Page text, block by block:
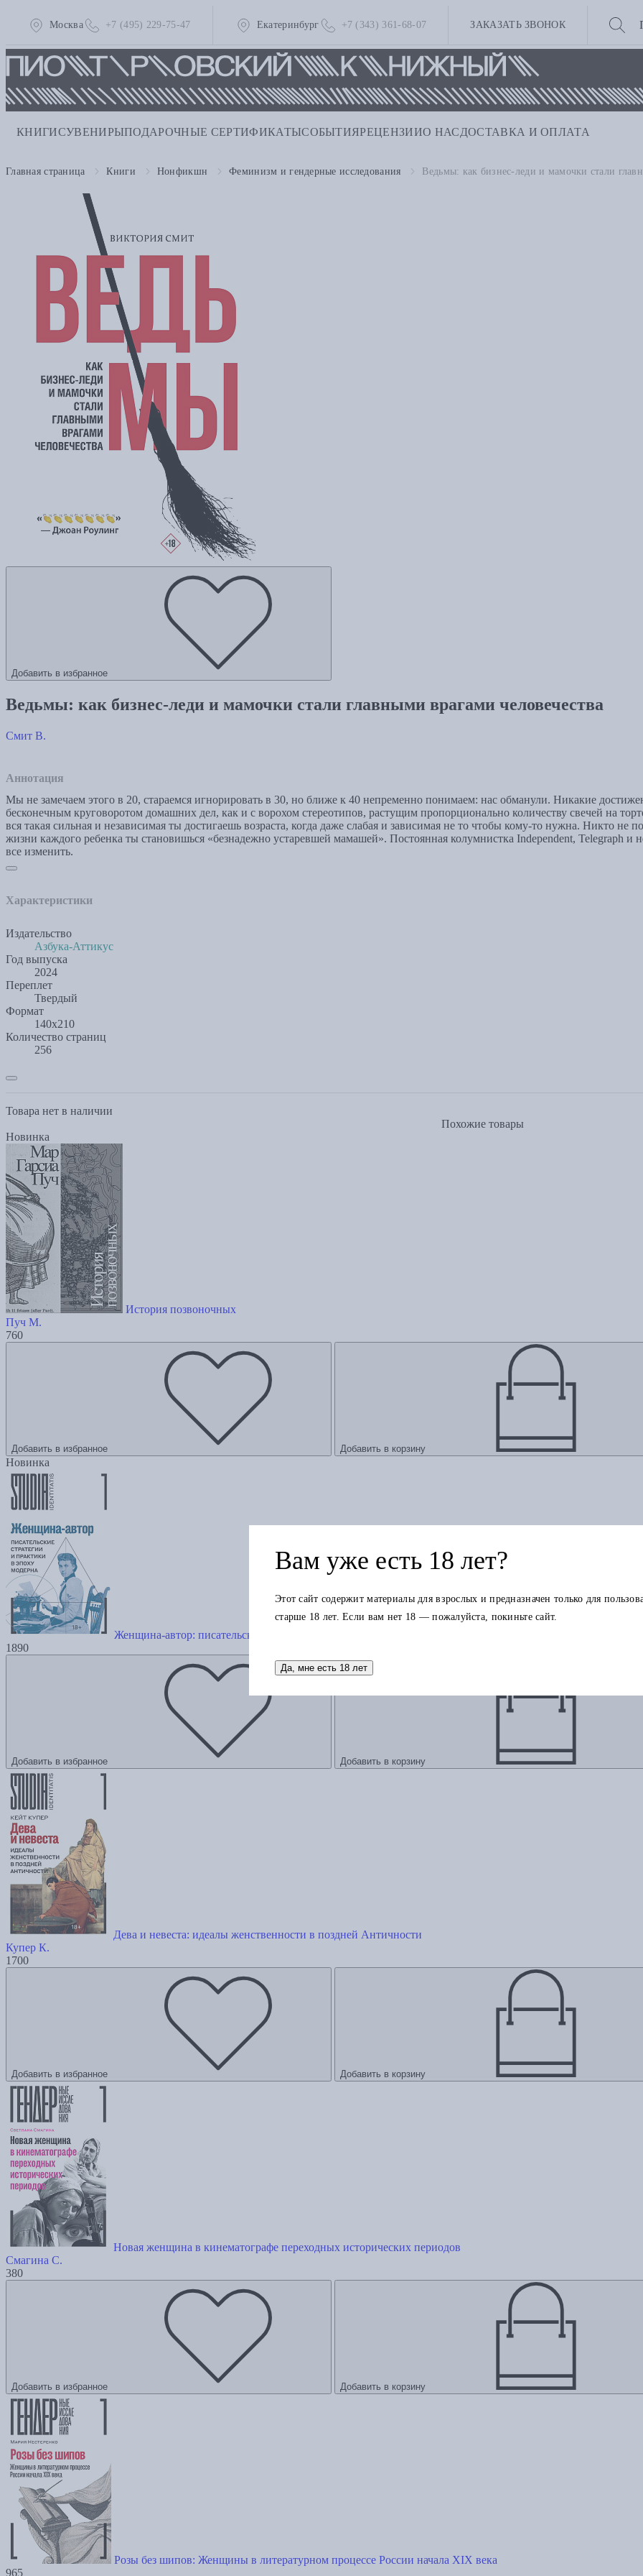
Москва +7 (495) 229-75-47 Екатеринбург +7 (343) 361-68-07 ЗАКАЗАТЬ ЗВОНОК
КНИГИСУВЕНИРЫПОДАРОЧНЫЕ СЕРТИФИКАТЫСОБЫТИЯРЕЦЕНЗИИО НАС ДОСТАВКА И ОПЛАТА
Главная страница Книги Нонфикшн Феминизм и гендерные исследования Ведьмы: как бизнес-леди и мамочки стали
Добавить в избранное
Ведьмы: как бизнес-леди и мамочки стали главными врагами человечества
Смит В.
Аннотация
Мы не замечаем этого в 20, стараемся игнорировать в 30, но ближе к 40 непременно понимаем: нас обманули. Никакие
бесконечным круговоротом домашних дел, как и с ворохом стереотипов, растущим пропорционально количеству свечей на
вся такая сильная и независимая ты достигаешь возраста, когда даже слабая и зависимая не то чтобы кому-то нужна. Никто не
жизни каждого ребенка ты становишься «безнадежно устаревшей мамашей». Постоянная колумнистка Independent, Telegraph
все изменить.
Характеристики
Издательство
Азбука-Аттикус
Год выпуска
2024
Переплет
Твердый
Формат
140х210
Количество страниц
256
Товара нет в наличии
Похожие товары
Новинка
История позвоночных
Пуч М.
760
Добавить в избранное Добавить в корзину
Новинка
Женщина-автор: писательские стратегии и практики в эпоху модерна
1890
Добавить в избранное Добавить в корзину
Дева и невеста: идеалы женственности в поздней Античности
Купер К.
1700
Добавить в избранное Добавить в корзину
Новая женщина в кинематографе переходных исторических периодов
Смагина С.
380
Добавить в избранное Добавить в корзину
Розы без шипов: Женщины в литературном процессе России начала XIX века
965
Вам уже есть 18 лет?
Этот сайт содержит материалы для взрослых и предназначен только для
старше 18 лет. Если вам нет 18 — пожалуйста, покиньте сайт.
Да, мне есть 18 лет